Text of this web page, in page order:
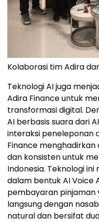
Kolaborasi tim Adira
Teknologi AI juga
Adira Finance untuk
transformasi digital.
AI berbasis suara dari
interaksi peneleponan
Finance
dan konsisten untuk
Indonesia. Teknologi
dalam bentuk AI Voice
pembayaran
langsung dengan
natural dan bersifat